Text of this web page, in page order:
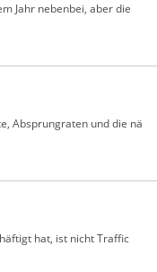
Jahr nebenbei, aber die
Absprungraten und die nä
hat, ist nicht Traffic